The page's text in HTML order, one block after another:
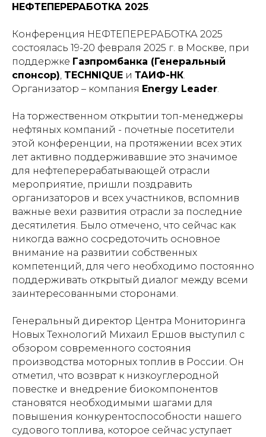
НЕФТЕПЕРЕРАБОТКА 2025.
Конференция НЕФТЕПЕРЕРАБОТКА 2025
состоялась 19-20 февраля 2025 г. в Москве, при
поддержке Газпромбанка (Генеральный
спонсор), TECHNIQUE и ТАИФ-НК.
Организатор – компания Energy Leader.
На торжественном открытии топ-менеджеры
нефтяных компаний - почетные посетители
этой конференции, на протяжении всех этих
лет активно поддерживавшие это значимое
для нефтеперерабатывающей отрасли
мероприятие, пришли поздравить
организаторов и всех участников, вспомнив
важные вехи развития отрасли за последние
десятилетия. Было отмечено, что сейчас как
никогда важно сосредоточить основное
внимание на развитии собственных
компетенций, для чего необходимо постоянно
поддерживать открытый диалог между всеми
заинтересованными сторонами.
Генеральный директор Центра Мониторинга
Новых Технологий Михаил Ершов выступил с
обзором современного состояния
производства моторных топлив в России. Он
отметил, что возврат к низкоуглеродной
повестке и внедрение биокомпонентов
становятся необходимыми шагами для
повышения конкурентоспособности нашего
судового топлива, которое сейчас уступает